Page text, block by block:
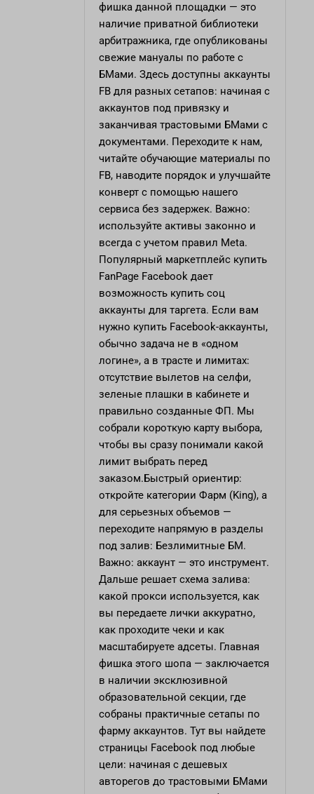
фишка данной площадки — это
наличие приватной библиотеки
арбитражника, где опубликованы
свежие мануалы по работе с
БМами. Здесь доступны аккаунты
FB для разных сетапов: начиная с
аккаунтов под привязку и
заканчивая трастовыми БМами с
документами. Переходите к нам,
читайте обучающие материалы по
FB, наводите порядок и улучшайте
конверт с помощью нашего
сервиса без задержек. Важно:
используйте активы законно и
всегда с учетом правил Meta.
Популярный маркетплейс купить
FanPage Facebook дает
возможность купить соц
аккаунты для таргета. Если вам
нужно купить Facebook-аккаунты,
обычно задача не в «одном
логине», а в трасте и лимитах:
отсутствие вылетов на селфи,
зеленые плашки в кабинете и
правильно созданные ФП. Мы
собрали короткую карту выбора,
чтобы вы сразу понимали какой
лимит выбрать перед
заказом.Быстрый ориентир:
откройте категории Фарм (King), а
для серьезных объемов —
переходите напрямую в разделы
под залив: Безлимитные БМ.
Важно: аккаунт — это инструмент.
Дальше решает схема залива:
какой прокси используется, как
вы передаете лички аккуратно,
как проходите чеки и как
масштабируете адсеты. Главная
фишка этого шопа — заключается
в наличии эксклюзивной
образовательной секции, где
собраны практичные сетапы по
фарму аккаунтов. Тут вы найдете
страницы Facebook под любые
цели: начиная с дешевых
авторегов до трастовыми БМами